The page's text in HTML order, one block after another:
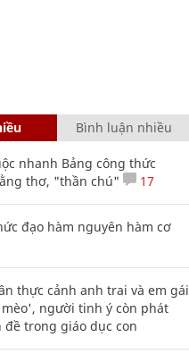
Bình luận nhiều
nhanh Bảng công thức
thơ, "thần chú"
17
đạo hàm nguyên hàm cơ
thực cảnh anh trai và em gái
người tinh ý còn phát
đề trong giáo dục con